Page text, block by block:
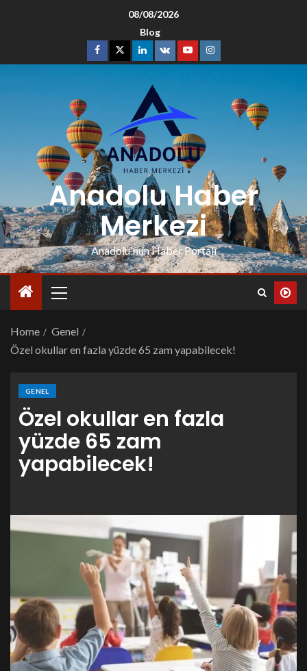
08/08/2026
Blog
Anadolu Haber
Merkezi
Anadolu'nun Haber Portalı
Home
Genel
Özel okullar en fazla yüzde 65 zam yapabilecek!
GENEL
Özel okullar en fazla
yüzde 65 zam
yapabilecek!